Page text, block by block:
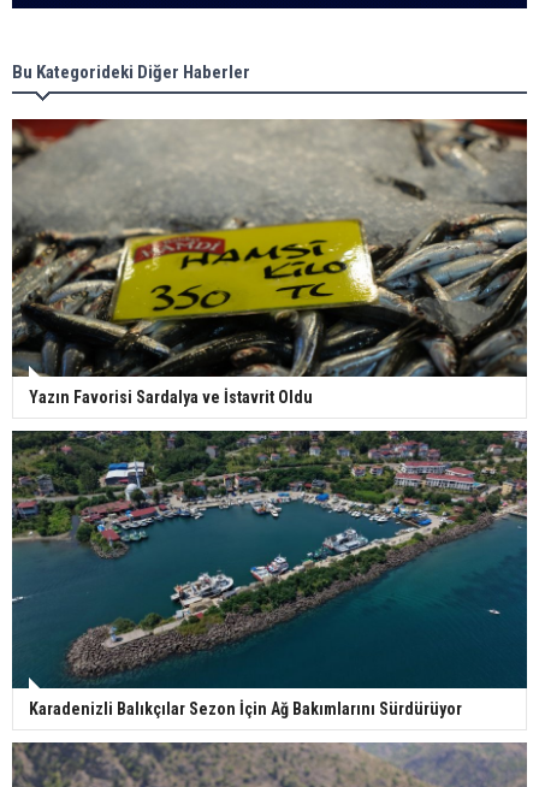
Bu Kategorideki Diğer Haberler
Yazın Favorisi Sardalya ve İstavrit Oldu
Karadenizli Balıkçılar Sezon İçin Ağ Bakımlarını Sürdürüyor